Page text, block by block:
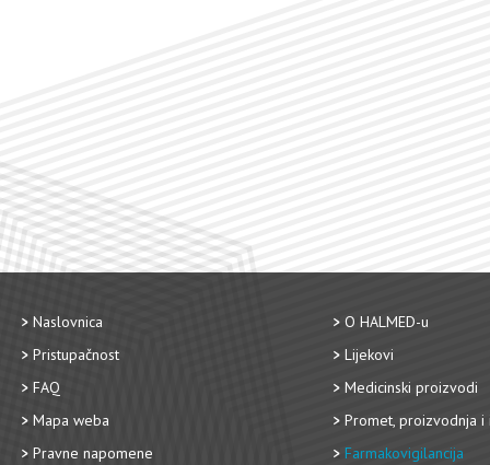
Naslovnica
Pristupačnost
FAQ
Mapa weba
Pravne napomene
O HALMED-u
Lijekovi
Medicinski proizvodi
Promet, proizvodnja i
Farmakovigilancija